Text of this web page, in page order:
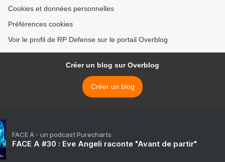
Cookies et données personnelles
Préférences cookies
Voir le profil de RP Defense sur le portail Overblog
Créer un blog sur Overblog
Créer un blog
FACE A - un podcast Purecharts
FACE A #30 : Eve Angeli raconte "Avant de partir"